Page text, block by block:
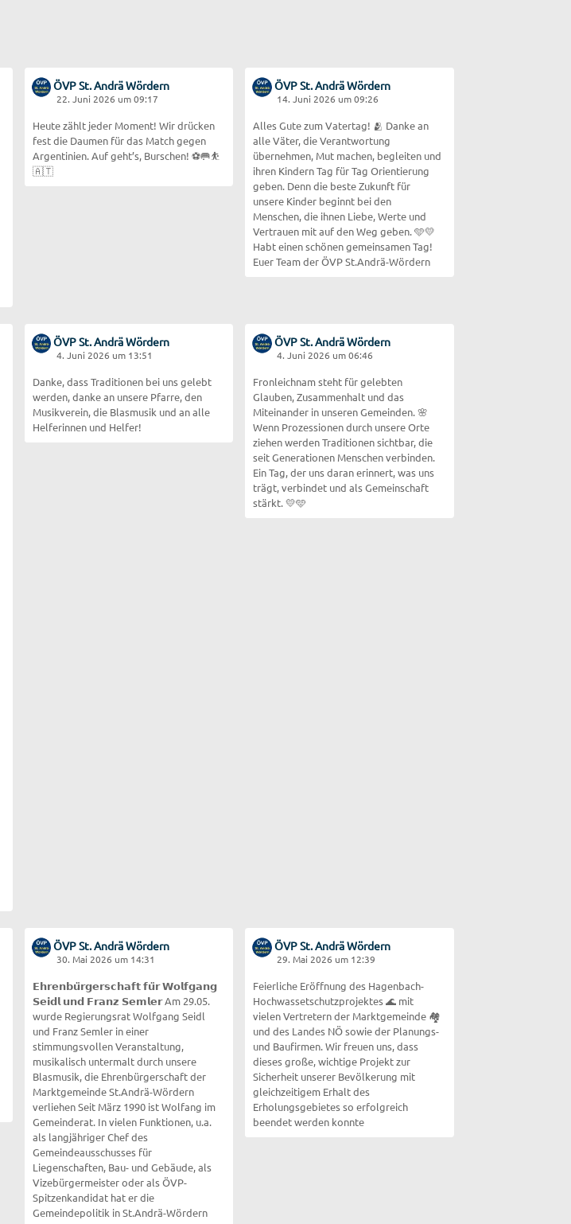
ÖVP St. Andrä Wördern
22. Juni 2026 um 09:17
Heute zählt jeder Moment! Wir drücken
fest die Daumen für das Match gegen
Argentinien. Auf geht’s, Burschen! ⚽🥅⛹️
🇦🇹
ÖVP St. Andrä Wördern
14. Juni 2026 um 09:26
Alles Gute zum Vatertag! 🫂 Danke an
alle Väter, die Verantwortung
übernehmen, Mut machen, begleiten und
ihren Kindern Tag für Tag Orientierung
geben. Denn die beste Zukunft für
unsere Kinder beginnt bei den
Menschen, die ihnen Liebe, Werte und
Vertrauen mit auf den Weg geben. 🩵💛
Habt einen schönen gemeinsamen Tag!
Euer Team der ÖVP St.Andrä-Wördern
ÖVP St. Andrä Wördern
4. Juni 2026 um 13:51
Danke, dass Traditionen bei uns gelebt
werden, danke an unsere Pfarre, den
Musikverein, die Blasmusik und an alle
Helferinnen und Helfer!
ÖVP St. Andrä Wördern
4. Juni 2026 um 06:46
Fronleichnam steht für gelebten
Glauben, Zusammenhalt und das
Miteinander in unseren Gemeinden. 🌸
Wenn Prozessionen durch unsere Orte
ziehen werden Traditionen sichtbar, die
seit Generationen Menschen verbinden.
Ein Tag, der uns daran erinnert, was uns
trägt, verbindet und als Gemeinschaft
stärkt. 💛🩵
ÖVP St. Andrä Wördern
30. Mai 2026 um 14:31
𝗘𝗵𝗿𝗲𝗻𝗯𝘂̈𝗿𝗴𝗲𝗿𝘀𝗰𝗵𝗮𝗳𝘁 𝗳𝘂̈𝗿 𝗪𝗼𝗹𝗳𝗴𝗮𝗻𝗴
𝗦𝗲𝗶𝗱𝗹 𝘂𝗻𝗱 𝗙𝗿𝗮𝗻𝘇 𝗦𝗲𝗺𝗹𝗲𝗿 Am 29.05.
wurde Regierungsrat Wolfgang Seidl
und Franz Semler in einer
stimmungsvollen Veranstaltung,
musikalisch untermalt durch unsere
Blasmusik, die Ehrenbürgerschaft der
Marktgemeinde St.Andrä-Wördern
verliehen Seit März 1990 ist Wolfang im
Gemeinderat. In vielen Funktionen, u.a.
als langjähriger Chef des
Gemeindeausschusses für
Liegenschaften, Bau- und Gebäude, als
Vizebürgermeister oder als ÖVP-
Spitzenkandidat hat er die
Gemeindepolitik in St.Andrä-Wördern
ÖVP St. Andrä Wördern
29. Mai 2026 um 12:39
Feierliche Eröffnung des Hagenbach-
Hochwassetschutzprojektes 🌊 mit
vielen Vertretern der Marktgemeinde 🏘️
und des Landes NÖ sowie der Planungs-
und Baufirmen. Wir freuen uns, dass
dieses große, wichtige Projekt zur
Sicherheit unserer Bevölkerung mit
gleichzeitigem Erhalt des
Erholungsgebietes so erfolgreich
beendet werden konnte